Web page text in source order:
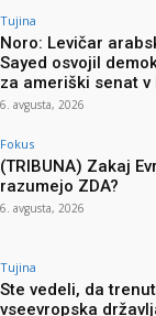
Tujina
Noro: Levičar
Sayed osvojil
za ameriški senat
6. avgusta, 2026
Fokus
(TRIBUNA) Zakaj
razumejo ZDA?
6. avgusta, 2026
Tujina
Ste vedeli, da
vseevropska